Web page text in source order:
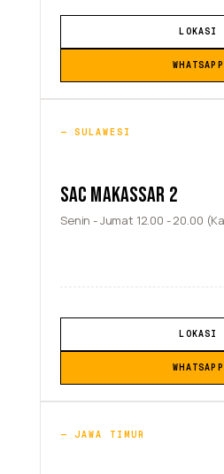
LOKASI
WHATSAPP
SULAWESI
SAC MAKASSAR 2
Senin - Jumat 12.00 - 20.00
LOKASI
WHATSAPP
JAWA TIMUR